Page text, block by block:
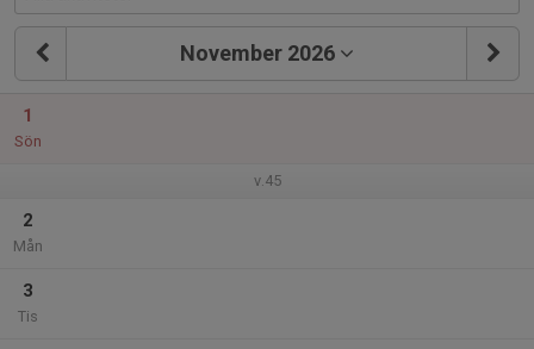
November 2026
1
Sön
v.45
2
Mån
3
Tis